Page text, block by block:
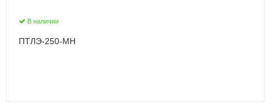
В наличии
ПТЛЭ-250-МН